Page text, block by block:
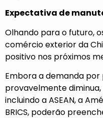
Expectativa de
Olhando para o futuro,
comércio exterior da
positivo nos próximos
Embora a demanda por
provavelmente
incluindo a ASEAN, a
BRICS, poderão